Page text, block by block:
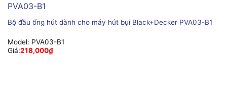
Bộ đầu ống hút dành cho máy hút bụi Black+Decker PVA03-B1
Model: PVA03-B1
Giá:218,000₫